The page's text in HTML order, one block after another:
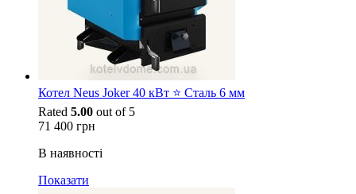
Котел Neus Joker 40 кВт ⭐ Сталь 6 мм
Rated 5.00 out of 5
71 400 грн
В наявності
Показати